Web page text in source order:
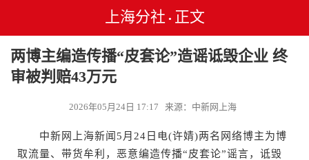
上海分社 • 正文
两博主编造传播“皮套论”造谣诋毁企业 终
审被判赔43万元
2026年05月24日 17:17 来源：中新网上海
中新网上海新闻5月24日电(许婧)两名网络博主为博
取流量、带货牟利，恶意编造传播“皮套论”谣言，诋毁